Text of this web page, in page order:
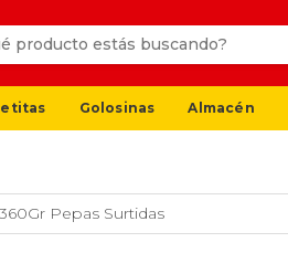
Golosinas Almacén
Pepas Surtidas